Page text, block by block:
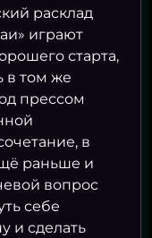
расклад
играют
старта,
в том же
прессом
в
раньше и
вопрос
себе
и сделать